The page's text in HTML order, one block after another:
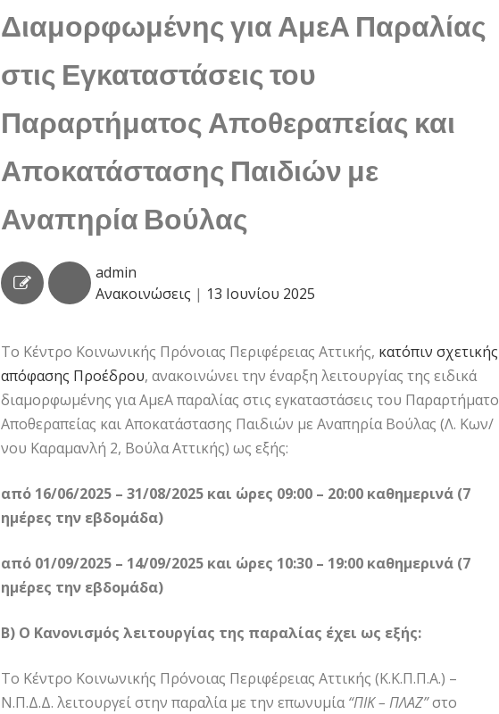
Διαμορφωμένης για ΑμεΑ Παραλίας
στις Εγκαταστάσεις του
Παραρτήματος Αποθεραπείας και
Αποκατάστασης Παιδιών με
Αναπηρία Βούλας
admin
Ανακοινώσεις | 13 Ιουνίου 2025
Το Κέντρο Κοινωνικής Πρόνοιας Περιφέρειας Αττικής, κατόπιν σχετικής
απόφασης Προέδρου, ανακοινώνει την έναρξη λειτουργίας της ειδικά
διαμορφωμένης για ΑμεΑ παραλίας στις εγκαταστάσεις του
Αποθεραπείας και Αποκατάστασης Παιδιών με Αναπηρία Βούλας (Λ. Κων/
νου Καραμανλή 2, Βούλα Αττικής) ως εξής:
από 16/06/2025 – 31/08/2025 και ώρες 09:00 – 20:00 καθημερινά (7
ημέρες την εβδομάδα)
από 01/09/2025 – 14/09/2025 και ώρες 10:30 – 19:00 καθημερινά (7
ημέρες την εβδομάδα)
Β) Ο Κανονισμός λειτουργίας της παραλίας έχει ως εξής:
Το Κέντρο Κοινωνικής Πρόνοιας Περιφέρειας Αττικής (Κ.Κ.Π.Π.Α.) –
Ν.Π.Δ.Δ. λειτουργεί στην παραλία με την επωνυμία“ΠΙΚ – ΠΛΑΖ”στο